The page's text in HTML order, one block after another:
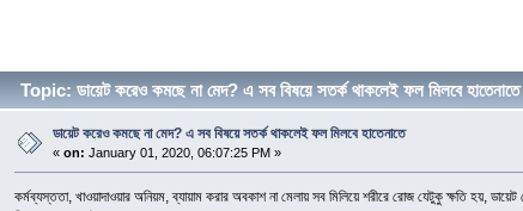
Topic: ডায়েট করেও কমছে না মেদ? এ সব বিষয়ে সতর্ক থাকলেই ফল মিলবে
ডায়েট করেও কমছে না মেদ? এ সব বিষয়ে সতর্ক থাকলেই ফল মিলবে হাতেনাতে
«on: January 01, 2020, 06:07:25 PM »
কর্মব্যস্ততা, খাওয়াদাওয়ার অনিয়ম, ব্যায়াম করার অবকাশ না মেলায় সব মিলিয়ে শরীরে রোজ যেটুকু ক্ষতি হয়,